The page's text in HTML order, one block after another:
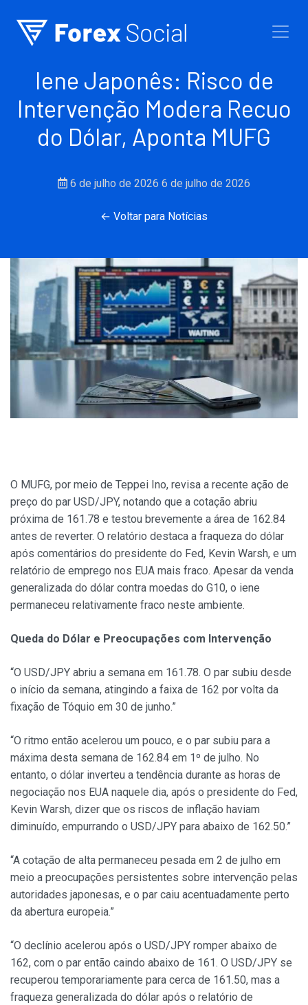
Iene Japonês: Risco de
Intervenção Modera Recuo
do Dólar, Aponta MUFG
6 de julho de 2026 6 de julho de 2026
← Voltar para Notícias
O MUFG, por meio de Teppei Ino, revisa a recente ação de
preço do par USD/JPY, notando que a cotação abriu
próxima de 161.78 e testou brevemente a área de 162.84
antes de reverter. O relatório destaca a fraqueza do dólar
após comentários do presidente do Fed, Kevin Warsh, e um
relatório de emprego nos EUA mais fraco. Apesar da venda
generalizada do dólar contra moedas do G10, o iene
permaneceu relativamente fraco neste ambiente.
Queda do Dólar e Preocupações com Intervenção
“O USD/JPY abriu a semana em 161.78. O par subiu desde
o início da semana, atingindo a faixa de 162 por volta da
fixação de Tóquio em 30 de junho.”
“O ritmo então acelerou um pouco, e o par subiu para a
máxima desta semana de 162.84 em 1º de julho. No
entanto, o dólar inverteu a tendência durante as horas de
negociação nos EUA naquele dia, após o presidente do Fed,
Kevin Warsh, dizer que os riscos de inflação haviam
diminuído, empurrando o USD/JPY para abaixo de 162.50.”
“A cotação de alta permaneceu pesada em 2 de julho em
meio a preocupações persistentes sobre intervenção pelas
autoridades japonesas, e o par caiu acentuadamente perto
da abertura europeia.”
“O declínio acelerou após o USD/JPY romper abaixo de
162, com o par então caindo abaixo de 161. O USD/JPY se
recuperou temporariamente para cerca de 161.50, mas a
fraqueza generalizada do dólar após o relatório de